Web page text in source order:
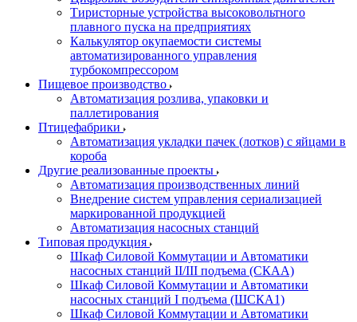
Тиристорные устройства высоковольтного
плавного пуска на предприятиях
Калькулятор окупаемости системы
автоматизированного управления
турбокомпрессором
Пищевое производство
Автоматизация розлива, упаковки и
паллетирования
Птицефабрики
Автоматизация укладки пачек (лотков) с яйцами в
короба
Другие реализованные проекты
Автоматизация производственных линий
Внедрение систем управления сериализацией
маркированной продукцией
Автоматизация насосных станций
Типовая продукция
Шкаф Силовой Коммутации и Автоматики
насосных станций II/III подъема (СКАА)
Шкаф Силовой Коммутации и Автоматики
насосных станций I подъема (ШСКА1)
Шкаф Силовой Коммутации и Автоматики